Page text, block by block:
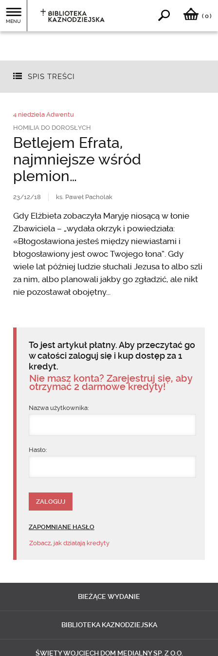
MENU
( 0)
SPIS TREŚCI
4 niedziela Adwentu
HOMILIA DO DOROSŁYCH
Betlejem Efrata,
najmniejsze wśród
plemion…
23/12/18 ks. Paweł Pacholak
Gdy Elżbieta zobaczyła Maryję niosącą w łonie
Zbawiciela – „wydała okrzyk i powiedziała:
«Błogosławiona jesteś między niewiastami i
błogosławiony jest owoc Twojego łona”. Gdy
wiele lat później ludzie słuchali Jezusa to albo szli
za nim, albo planowali jakby go zgładzić, ale nikt
nie pozostawał obojętny...
To jest artykuł płatny. Aby przeczytać go
w całości zaloguj się i kup dostęp za 1
kredyt.
Nie masz konta? Zarejestruj się, aby
otrzymać 2 darmowe kredyty!
Nazwa użytkownika:
Hasło:
ZAPOMNIANE HASŁO
Zobacz, jak działają kredyty
BIEŻĄCE WYDANIE
BIBLIOTEKA KAZNODZIEJSKA
ŚWIĘTY WOJCIECH DOM MEDIALNY SP. Z O.O.